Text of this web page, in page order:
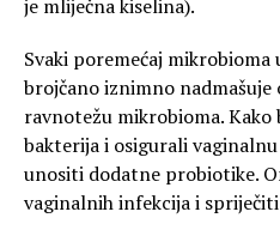
je mliječna kiselina).
Svaki poremećaj
brojčano iznimno nadmašuje
ravnotežu mikrobioma.
bakterija i osigurali
unositi dodatne probiotike.
vaginalnih infekcija i